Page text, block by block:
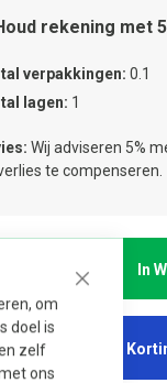
om
doel is
zelf
ons
rekening met
verpakkingen 0.1
lagen 1
Wij adviseren 5%
te compenseren.
In